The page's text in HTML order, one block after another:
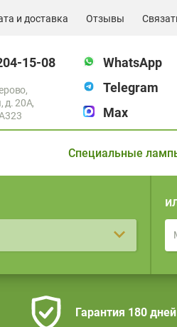
и доставка Отзывы
15-08
д. 20А,
WhatsApp
Telegram
Max
Специальные
Гарантия 180 дней